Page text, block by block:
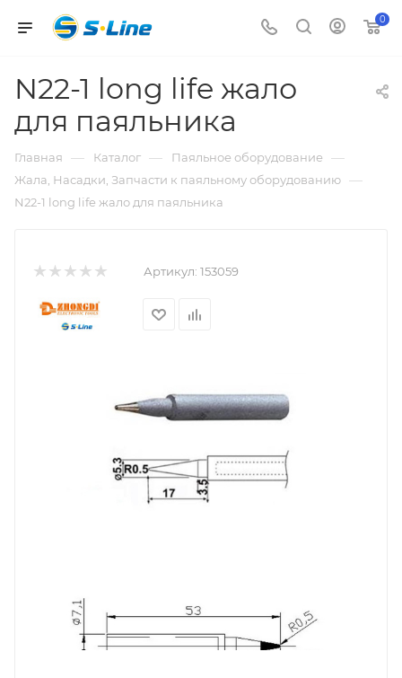
0
N22-1 long life жало
для паяльника
Главная — Каталог — Паяльное оборудование —
Жала, Насадки, Запчасти к паяльному оборудованию —
N22-1 long life жало для паяльника
Артикул: 153059